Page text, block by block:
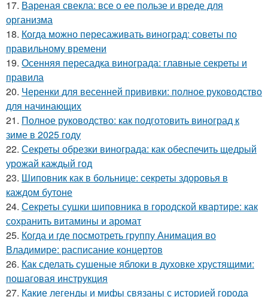
17. Вареная свекла: все о ее пользе и вреде для
организма
18. Когда можно пересаживать виноград: советы по
правильному времени
19. Осенняя пересадка винограда: главные секреты и
правила
20. Черенки для весенней прививки: полное руководство
для начинающих
21. Полное руководство: как подготовить виноград к
зиме в 2025 году
22. Секреты обрезки винограда: как обеспечить щедрый
урожай каждый год
23. Шиповник как в больнице: секреты здоровья в
каждом бутоне
24. Секреты сушки шиповника в городской квартире: как
сохранить витамины и аромат
25. Когда и где посмотреть группу Анимация во
Владимире: расписание концертов
26. Как сделать сушеные яблоки в духовке хрустящими:
пошаговая инструкция
27. Какие легенды и мифы связаны с историей города